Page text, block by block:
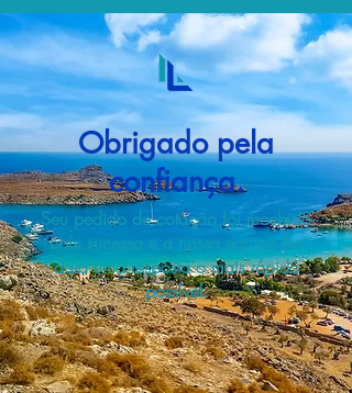
Obrigado pela
confiança.
Seu pedido de cotação foi recebido
com sucesso e a nossa equipe lhe
dará uma resposta o mais rápido
possível.